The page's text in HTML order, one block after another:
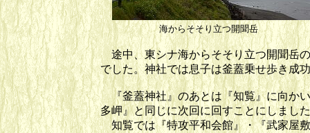
海からそそり立つ開聞岳
途中、東シナ海からそそり立つ開聞岳
でした。神社では息子は釜蓋乗せ歩き成
『釜蓋神社』のあとは『知覧』に向か
多岬』と同じに次回に回すことにしまし
知覧では『特攻平和会館』・『武家屋